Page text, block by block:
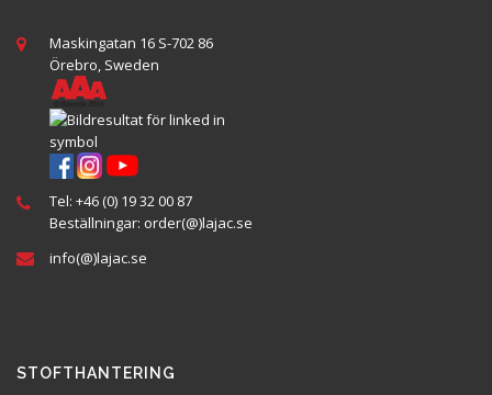
Maskingatan 16 S-702 86
Örebro, Sweden
Tel: +46 (0) 19 32 00 87
Beställningar: order(@)lajac.se
info(@)lajac.se
STOFTHANTERING